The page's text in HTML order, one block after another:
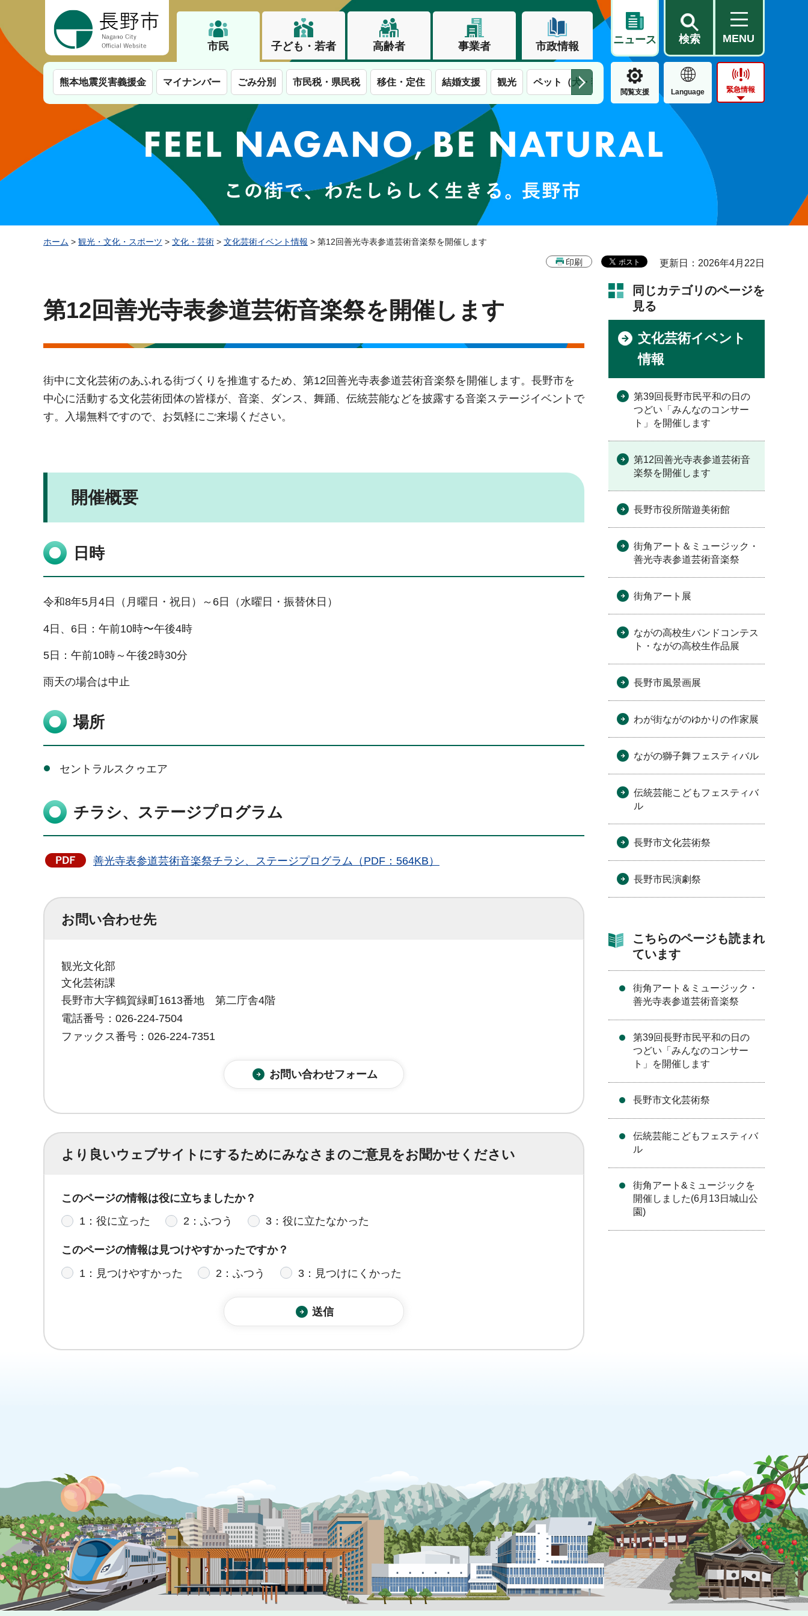
市民 子ども・若者 高齢者 事業者 市政情報
ニュース 検索 MENU
熊本地震災害義援金 マイナンバー ごみ分別 市民税・県民税 移住・定住 結婚支援 観光 ペット（犬・猫） 住民票・戸籍 公営住宅
閲覧支援 Language 緊急情報
この街で、わたしらしく生きる。長野市
ホーム > 観光・文化・スポーツ > 文化・芸術 > 文化芸術イベント情報 > 第12回善光寺表参道芸術音楽祭を開催します
印刷 更新日：2026年4月22日
第12回善光寺表参道芸術音楽祭を開催します
街中に文化芸術のあふれる街づくりを推進するため、第12回善光寺表参道芸術音楽祭を開催します。長野市を
中心に活動する文化芸術団体の皆様が、音楽、ダンス、舞踊、伝統芸能などを披露する音楽ステージイベントで
す。入場無料ですので、お気軽にご来場ください。
開催概要
日時
令和8年5月4日（月曜日・祝日）～6日（水曜日・振替休日）
4日、6日：午前10時〜午後4時
5日：午前10時～午後2時30分
雨天の場合は中止
場所
セントラルスクゥエア
チラシ、ステージプログラム
善光寺表参道芸術音楽祭チラシ、ステージプログラム（PDF：564KB）
お問い合わせ先
観光文化部
文化芸術課
長野市大字鶴賀緑町1613番地 第二庁舎4階
電話番号：026-224-7504
ファックス番号：026-224-7351
より良いウェブサイトにするためにみなさまのご意見をお聞かせください
このページの情報は役に立ちましたか？
1：役に立った
2：ふつう 3：役に立たなかった
このページの情報は見つけやすかったですか？
1：見つけやすかった
2：ふつう 3：見つけにくかった
同じカテゴリのページを
見る
文化芸術イベント
情報
第39回長野市民平和の日の
つどい「みんなのコンサー
ト」を開催します
第12回善光寺表参道芸術音
楽祭を開催します
長野市役所階遊美術館
街角アート＆ミュージック・
善光寺表参道芸術音楽祭
街角アート展
ながの高校生バンドコンテス
ト・ながの高校生作品展
長野市風景画展
わが街ながのゆかりの作家展
ながの獅子舞フェスティバル
伝統芸能こどもフェスティバ
ル
長野市文化芸術祭
長野市民演劇祭
こちらのページも読まれ
ています
街角アート＆ミュージック・
善光寺表参道芸術音楽祭
第39回長野市民平和の日の
つどい「みんなのコンサー
ト」を開催します
長野市文化芸術祭
伝統芸能こどもフェスティバ
ル
街角アート&ミュージックを
開催しました(6月13日城山公
園)